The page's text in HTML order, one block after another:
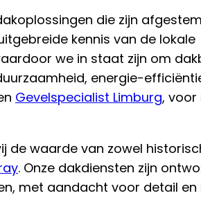
die zijn
kennis van de lokale
we in staat zijn om
energie-
Gevelspecialist Limburg, voor
de waarde van zowel
. Onze dakdiensten zijn
met aandacht voor detail